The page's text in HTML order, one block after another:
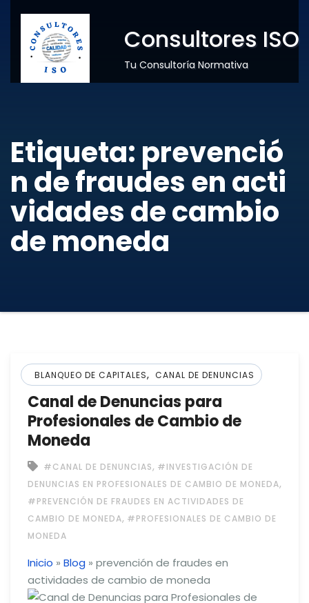
Consultores ISO
Tu Consultoría Normativa
Etiqueta: prevenció
n de fraudes en acti
vidades de cambio
de moneda
BLANQUEO DE CAPITALES, CANAL DE DENUNCIAS
Canal de Denuncias para
Profesionales de Cambio de
Moneda
#CANAL DE DENUNCIAS, #INVESTIGACIÓN DE
DENUNCIAS EN PROFESIONALES DE CAMBIO DE MONEDA,
#PREVENCIÓN DE FRAUDES EN ACTIVIDADES DE
CAMBIO DE MONEDA, #PROFESIONALES DE CAMBIO DE
MONEDA
Inicio » Blog » prevención de fraudes en
actividades de cambio de moneda